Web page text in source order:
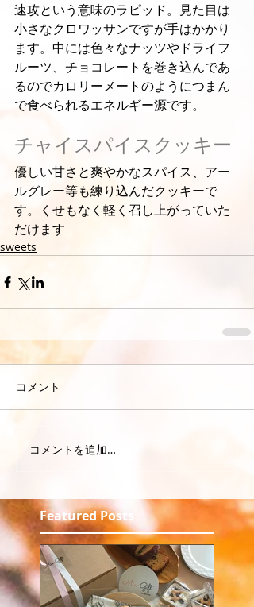
速攻という意味のラピッド。見た目は
小さなクロワッサンですが手はかかり
ます。中には色々なナッツやドライフ
ルーツ、チョコレートを巻き込んであ
るのでカロリーメートのようにつまん
で食べられるエネルギー源です。
チャイスパイスクッキー
優しい甘さと爽やかなスパイス、アー
ルグレー等も練り込んだクッキーで
す。くせもなく軽く召し上がっていた
だけます
sweets
コメント
コメントを追加…
Featured Posts